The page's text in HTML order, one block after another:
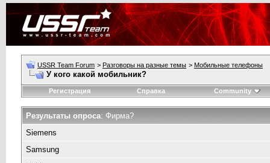
USSR Team Forum > Разговоры на разные темы > Мобильные телефоны
У кого какой мобильник?
Регистрация Справка Community
Результаты опроса: Фирма?
Siemens
Samsung